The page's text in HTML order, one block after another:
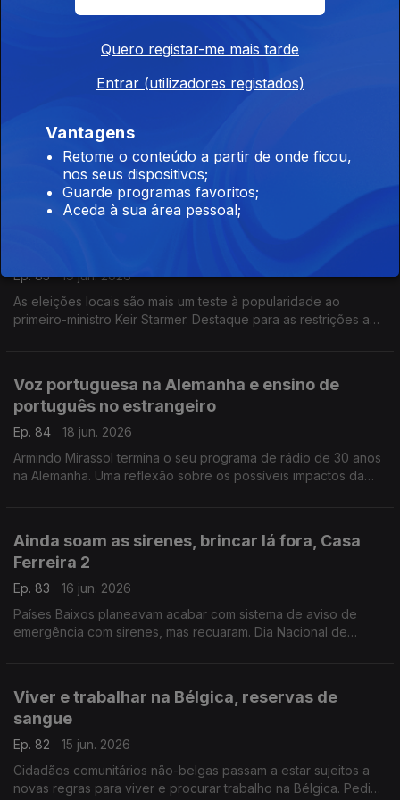
As autoridades alertam para as temperaturas acima do normal
Com Paulo Marques, conselheiro das comunidades
Luxemburgo em festa
O dia nacional do Luxemburgo significa festa para toda a
população com os grão-duques. Aumenta o consumo de vinho
sem álcool.
Com Rogério de Oliveira, dirigente associativo no
Luxemburgo.
Ep. 85
19 jun. 2026
As eleições locais são mais um teste à popularidade ao
primeiro-ministro Keir Starmer. Destaque para as restrições a
Voz portuguesa na Alemanha e ensino de
português no estrangeiro
Ep. 84
18 jun. 2026
Armindo Mirassol termina o seu programa de rádio de 30 anos
na Alemanha. Uma reflexão sobre os possíveis impactos da
Ainda soam as sirenes, brincar lá fora, Casa
Ferreira 2
Ep. 83
16 jun. 2026
Países Baixos planeavam acabar com sistema de aviso de
emergência com sirenes, mas recuaram. Dia Nacional de
Viver e trabalhar na Bélgica, reservas de
sangue
Ep. 82
15 jun. 2026
Cidadãos comunitários não-belgas passam a estar sujeitos a
novas regras para viver e procurar trabalho na Bélgica. Pedido
Quero registar-me mais tarde
Entrar (utilizadores registados)
Vantagens
Retome o conteúdo a partir de onde ficou,
nos seus dispositivos;
Guarde programas favoritos;
Aceda à sua área pessoal;